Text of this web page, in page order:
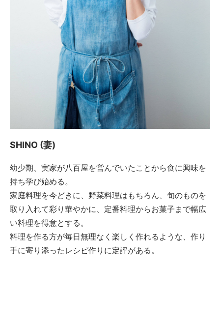
SHINO (妻)
幼少期、実家が八百屋を営んでいたことから食に興味を
持ち学び始める。
家庭料理を今どきに、野菜料理はもちろん、旬のものを
取り入れて彩り華やかに、定番料理からお菓子まで幅広
い料理を得意とする。
料理を作る方が毎日無理なく楽しく作れるような、作り
手に寄り添ったレシピ作りに定評がある。